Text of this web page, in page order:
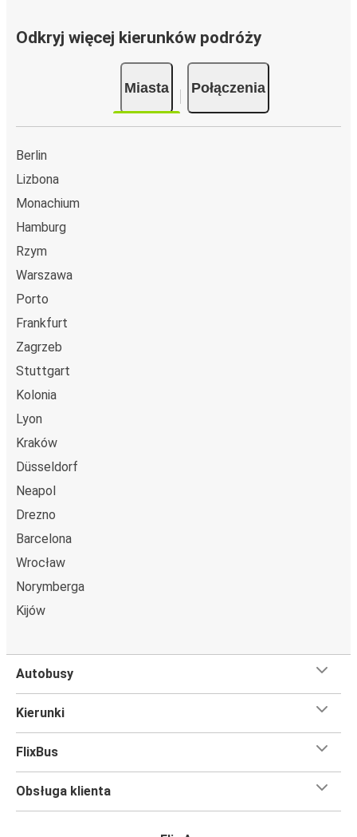
Odkryj więcej kierunków podróży
Miasta Połączenia
Berlin
Lizbona
Monachium
Hamburg
Rzym
Warszawa
Porto
Frankfurt
Zagrzeb
Stuttgart
Kolonia
Lyon
Kraków
Düsseldorf
Neapol
Drezno
Barcelona
Wrocław
Norymberga
Kijów
Autobusy
Kierunki
FlixBus
Obsługa klienta